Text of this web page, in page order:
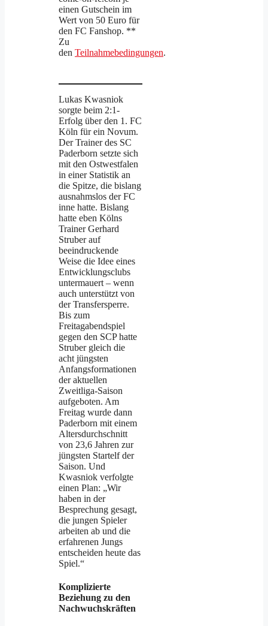
einen Gutschein im
Wert von 50 Euro für
den FC Fanshop. **
Zu
den Teilnahmebedingungen.
Lukas Kwasniok
sorgte beim 2:1-
Erfolg über den 1. FC
Köln für ein Novum.
Der Trainer des SC
Paderborn setzte sich
mit den Ostwestfalen
in einer Statistik an
die Spitze, die bislang
ausnahmslos der FC
inne hatte. Bislang
hatte eben Kölns
Trainer Gerhard
Struber auf
beeindruckende
Weise die Idee eines
Entwicklungsclubs
untermauert – wenn
auch unterstützt von
der Transfersperre.
Bis zum
Freitagabendspiel
gegen den SCP hatte
Struber gleich die
acht jüngsten
Anfangsformationen
der aktuellen
Zweitliga-Saison
aufgeboten. Am
Freitag wurde dann
Paderborn mit einem
Altersdurchschnitt
von 23,6 Jahren zur
jüngsten Startelf der
Saison. Und
Kwasniok verfolgte
einen Plan: „Wir
haben in der
Besprechung gesagt,
die jungen Spieler
arbeiten ab und die
erfahrenen Jungs
entscheiden heute das
Spiel.“
Komplizierte
Beziehung zu den
Nachwuchskräften